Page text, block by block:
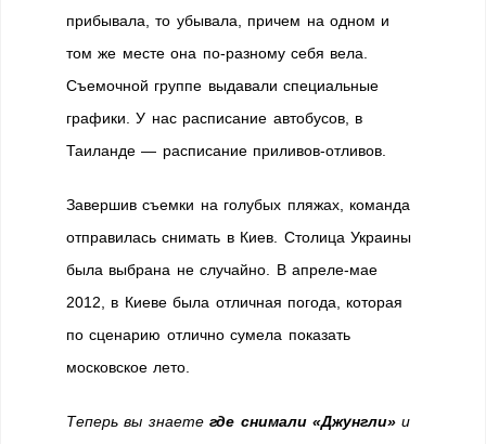
прибывала, то убывала, причем на одном и
том же месте она по-разному себя вела.
Съемочной группе выдавали специальные
графики. У нас расписание автобусов, в
Таиланде — расписание приливов-отливов.
Завершив съемки на голубых пляжах, команда
отправилась снимать в Киев. Столица Украины
была выбрана не случайно. В апреле-мае
2012, в Киеве была отличная погода, которая
по сценарию отлично сумела показать
московское лето.
Теперь вы знаетегде снимали «Джунгли» и